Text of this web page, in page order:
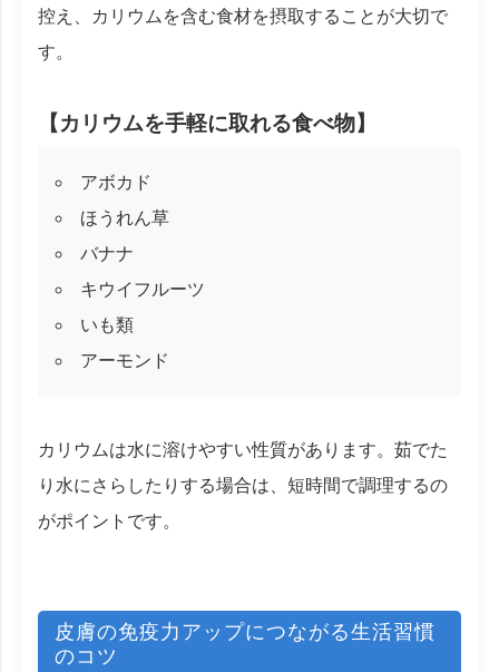
控え、カリウムを含む食材を摂取することが大切で
す。
【カリウムを手軽に取れる食べ物】
アボカド
ほうれん草
バナナ
キウイフルーツ
いも類
アーモンド
カリウムは水に溶けやすい性質があります。茹でた
り水にさらしたりする場合は、短時間で調理するの
がポイントです。
皮膚の免疫力アップにつながる生活習慣
のコツ